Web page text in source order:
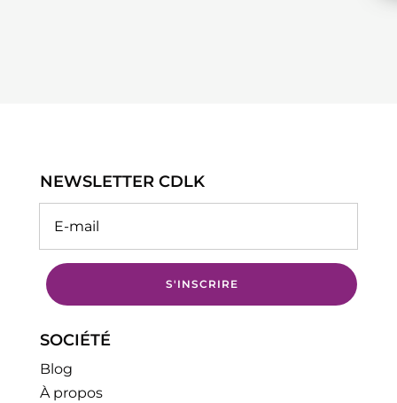
SOCIÉTÉ
Blog
À propos
NEWSLETTER CDLK
S'INSCRIRE